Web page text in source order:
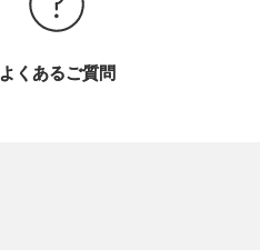
よくあるご質問